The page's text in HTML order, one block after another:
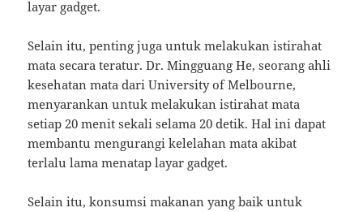
layar gadget.
Selain itu, penting juga untuk melakukan istirahat
mata secara teratur. Dr. Mingguang He, seorang ahli
kesehatan mata dari University of Melbourne,
menyarankan untuk melakukan istirahat mata
setiap 20 menit sekali selama 20 detik. Hal ini dapat
membantu mengurangi kelelahan mata akibat
terlalu lama menatap layar gadget.
Selain itu, konsumsi makanan yang baik untuk